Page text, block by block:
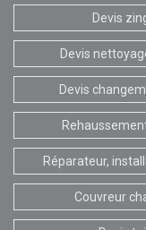
Devis
Devis
Devis
Réparateur,
Couvreur